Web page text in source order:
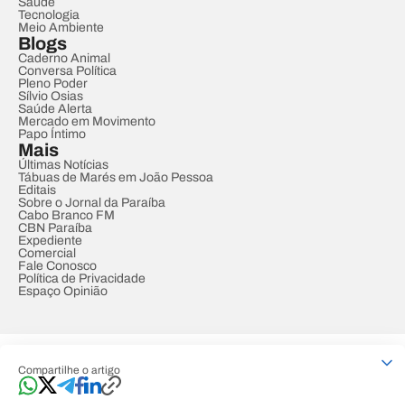
Compartilhe o artigo
Tecnologia
Meio Ambiente
Blogs
Caderno Animal
Conversa Política
Pleno Poder
Sílvio Osias
Saúde Alerta
Mercado em Movimento
Papo Íntimo
Mais
Últimas Notícias
Tábuas de Marés em João Pessoa
Editais
Sobre o Jornal da Paraíba
Cabo Branco FM
CBN Paraíba
Expediente
Comercial
Fale Conosco
Política de Privacidade
Espaço Opinião
Developed by Designed by